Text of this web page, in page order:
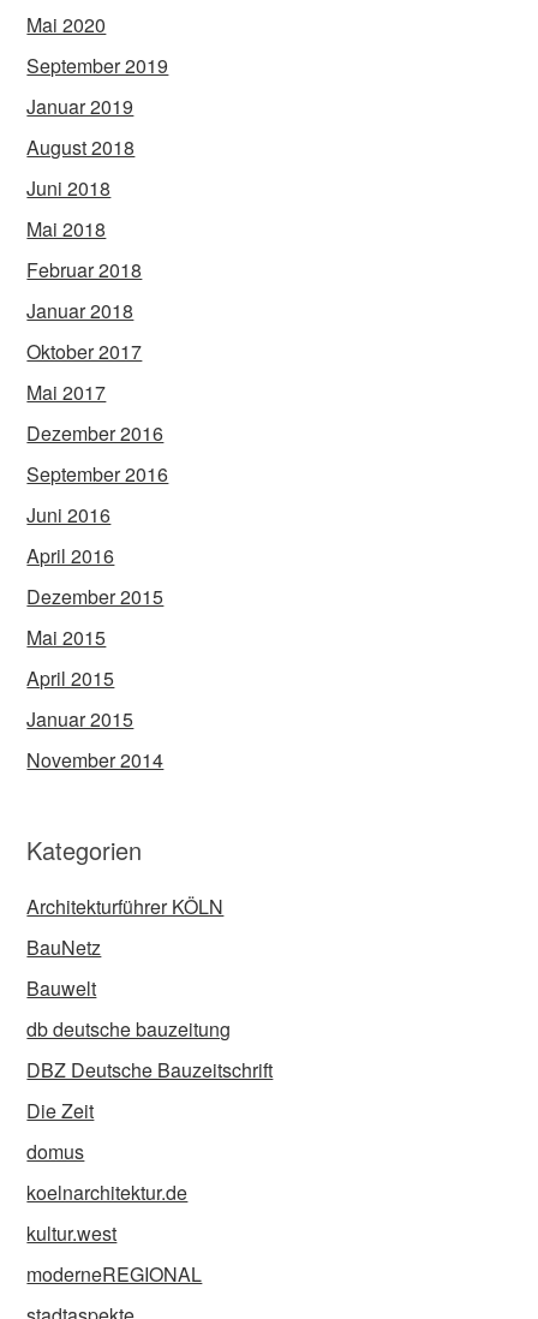
Mai 2020
September 2019
Januar 2019
August 2018
Juni 2018
Mai 2018
Februar 2018
Januar 2018
Oktober 2017
Mai 2017
Dezember 2016
September 2016
Juni 2016
April 2016
Dezember 2015
Mai 2015
April 2015
Januar 2015
November 2014
Kategorien
Architekturführer KÖLN
BauNetz
Bauwelt
db deutsche bauzeitung
DBZ Deutsche Bauzeitschrift
Die Zeit
domus
koelnarchitektur.de
kultur.west
moderneREGIONAL